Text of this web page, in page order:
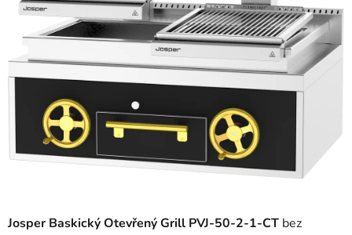
Josper Baskický Otevřený Grill PVJ-50-2-1-CT bez